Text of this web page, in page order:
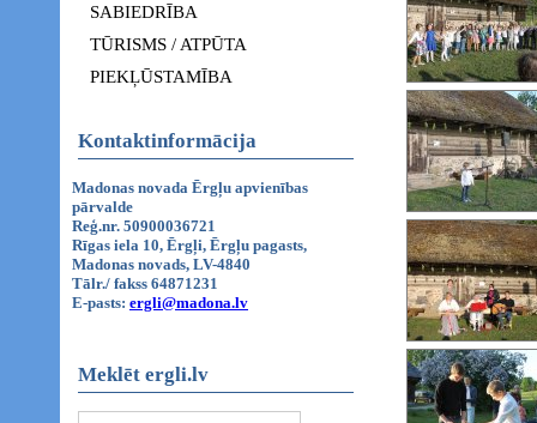
SABIEDRĪBA
TŪRISMS / ATPŪTA
PIEKĻŪSTAMĪBA
Kontaktinformācija
Madonas novada Ērgļu apvienības
pārvalde
Reģ.nr. 50900036721
Rīgas iela 10, Ērgļi, Ērgļu pagasts,
Madonas novads, LV-4840
Tālr./ fakss 64871231
E-pasts: ergli@madona.lv
Meklēt ergli.lv